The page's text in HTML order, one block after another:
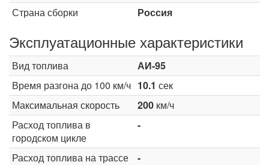
Страна сборки
Россия
Эксплуатационные характеристики
Вид топлива
АИ-95
Время разгона до 100 км/ч 10.1 сек
Максимальная скорость
200 км/ч
Расход топлива в
городском цикле
-
Расход топлива на трассе
-